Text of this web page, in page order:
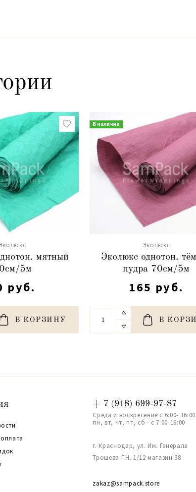
мятный
5м
руб.
В КОРЗИНУ
В наличии
Эколюкс
Эколюкс однотон.
пудра 70см/5м
165 руб.
В
+ 7 (918) 699-97-87
Среда и воскресение с 6:00-
пн, вт, чт, пт, сб - с 7:00-16:00
г. Краснодар, ул. Им. Генерала
Трошева Г.Н. 1/12 магазин 38
zakaz@sampack.store